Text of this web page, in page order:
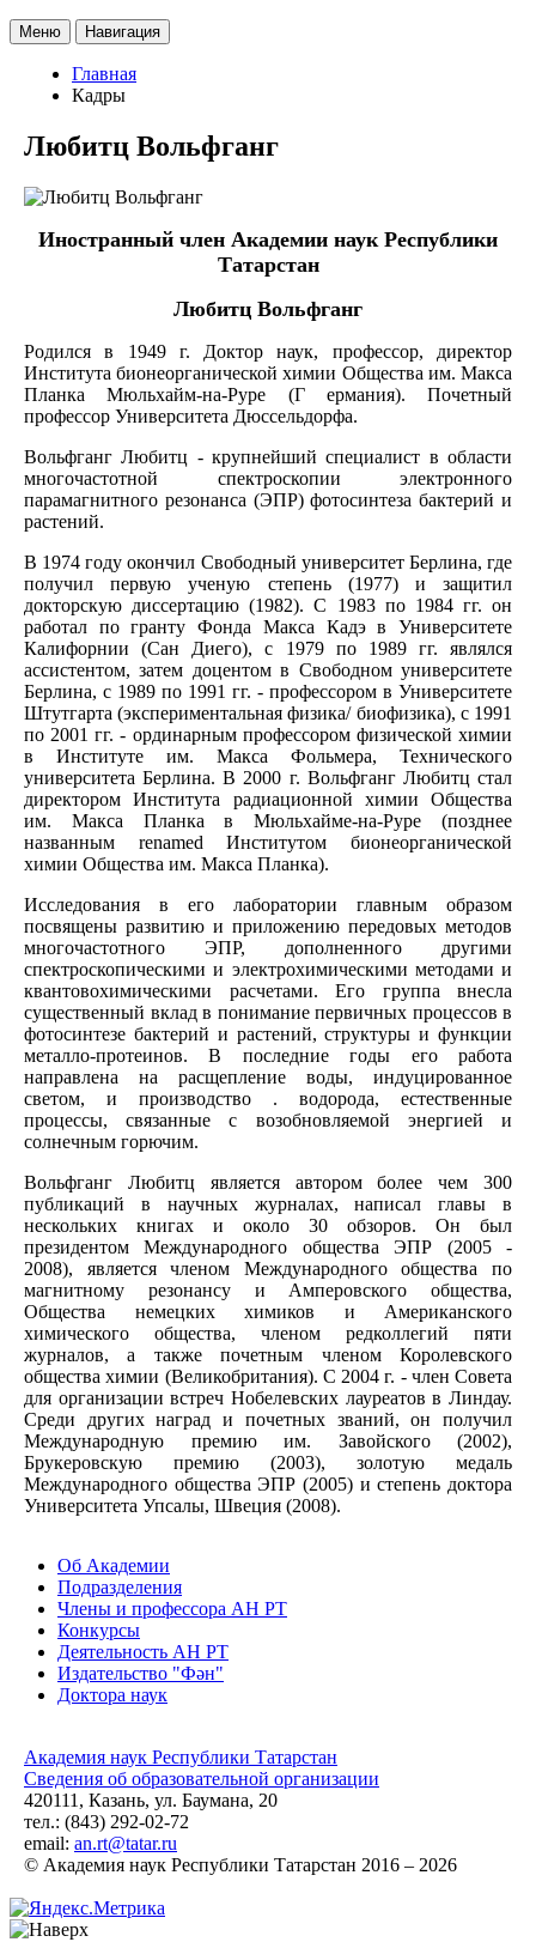
Меню Навигация
Главная
Кадры
Любитц Вольфганг
Иностранный член Академии наук Республики
Татарстан
Любитц Вольфганг
Родился в 1949 г. Доктор наук, профессор, директор
Института бионеорганической химии Общества им. Макса
Планка Мюльхайм-на-Руре (Г ермания). Почетный
профессор Университета Дюссельдорфа.
Вольфганг Любитц - крупнейший специалист в области
многочастотной спектроскопии электронного
парамагнитного резонанса (ЭПР) фотосинтеза бактерий и
растений.
В 1974 году окончил Свободный университет Берлина, где
получил первую ученую степень (1977) и защитил
докторскую диссертацию (1982). С 1983 по 1984 гг. он
работал по гранту Фонда Макса Кадэ в Университете
Калифорнии (Сан Диего), с 1979 по 1989 гг. являлся
ассистентом, затем доцентом в Свободном университете
Берлина, с 1989 по 1991 гг. - профессором в Университете
Штутгарта (экспериментальная физика/ биофизика), с 1991
по 2001 гг. - ординарным профессором физической химии
в Институте им. Макса Фольмера, Технического
университета Берлина. В 2000 г. Вольфганг Любитц стал
директором Института радиационной химии Общества
им. Макса Планка в Мюльхайме-на-Руре (позднее
названным renamed Институтом бионеорганической
химии Общества им. Макса Планка).
Исследования в его лаборатории главным образом
посвящены развитию и приложению передовых методов
многочастотного ЭПР, дополненного другими
спектроскопическими и электрохимическими методами и
квантовохимическими расчетами. Его группа внесла
существенный вклад в понимание первичных процессов в
фотосинтезе бактерий и растений, структуры и функции
металло-протеинов. В последние годы его работа
направлена на расщепление воды, индуцированное
светом, и производство . водорода, естественные
процессы, связанные с возобновляемой энергией и
солнечным горючим.
Вольфганг Любитц является автором более чем 300
публикаций в научных журналах, написал главы в
нескольких книгах и около 30 обзоров. Он был
президентом Международного общества ЭПР (2005 -
2008), является членом Международного общества по
магнитному резонансу и Амперовского общества,
Общества немецких химиков и Американского
химического общества, членом редколлегий пяти
журналов, а также почетным членом Королевского
общества химии (Великобритания). С 2004 г. - член Совета
для организации встреч Нобелевских лауреатов в Линдау.
Среди других наград и почетных званий, он получил
Международную премию им. Завойского (2002),
Брукеровскую премию (2003), золотую медаль
Международного общества ЭПР (2005) и степень доктора
Университета Упсалы, Швеция (2008).
Об Академии
Подразделения
Члены и профессора АН РТ
Конкурсы
Деятельность АН РТ
Издательство "Фән"
Доктора наук
Академия наук Республики Татарстан
Сведения об образовательной организации
420111, Казань, ул. Баумана, 20
тел.: (843) 292-02-72
email: an.rt@tatar.ru
© Академия наук Республики Татарстан 2016 – 2026